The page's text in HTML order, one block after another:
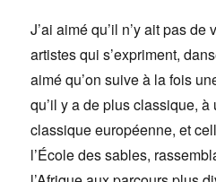
J’ai aimé qu’il n’y ait pas
artistes qui s’expriment,
aimé qu’on suive à la fois
qu’il y a de plus classique,
classique européenne, et
l’École des sables,